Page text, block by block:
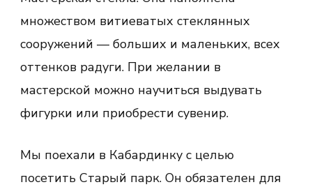
множеством витиеватых стеклянных
сооружений — больших и маленьких, всех
оттенков радуги. При желании в
мастерской можно научиться выдувать
фигурки или приобрести сувенир.
Мы поехали в Кабардинку с целью
посетить Старый парк. Он обязателен для